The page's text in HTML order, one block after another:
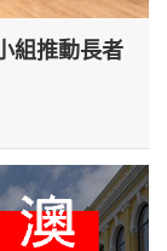
組推動長者